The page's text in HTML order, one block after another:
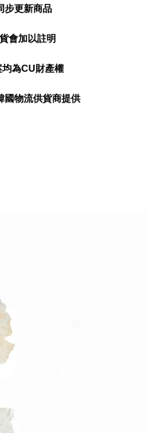
步更新商品
會加以註明
為CU財產權
國物流供貨商提供